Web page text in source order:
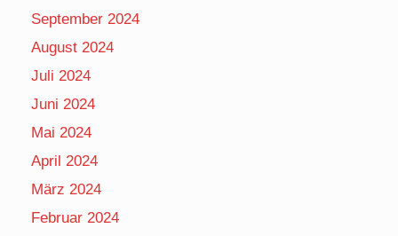
September 2024
August 2024
Juli 2024
Juni 2024
Mai 2024
April 2024
März 2024
Februar 2024